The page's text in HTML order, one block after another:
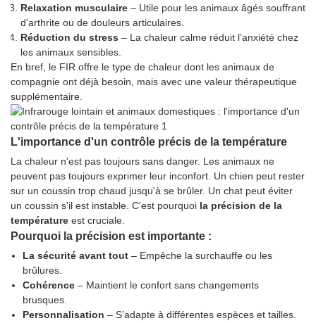
Relaxation musculaire – Utile pour les animaux âgés souffrant
d’arthrite ou de douleurs articulaires.
Réduction du stress – La chaleur calme réduit l’anxiété chez
les animaux sensibles.
En bref, le FIR offre le type de chaleur dont les animaux de
compagnie ont déjà besoin, mais avec une valeur thérapeutique
supplémentaire.
L'importance d'un contrôle précis de la température
La chaleur n'est pas toujours sans danger. Les animaux ne
peuvent pas toujours exprimer leur inconfort. Un chien peut rester
sur un coussin trop chaud jusqu'à se brûler. Un chat peut éviter
un coussin s'il est instable. C'est pourquoi la précision de la
température est cruciale.
Pourquoi la précision est importante :
La sécurité avant tout– Empêche la surchauffe ou les
brûlures.
Cohérence– Maintient le confort sans changements
brusques.
Personnalisation – S’adapte à différentes espèces et tailles.